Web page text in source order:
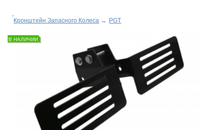
Кронштейн Запасного Колеса → PGT
В НАЛИЧИИ